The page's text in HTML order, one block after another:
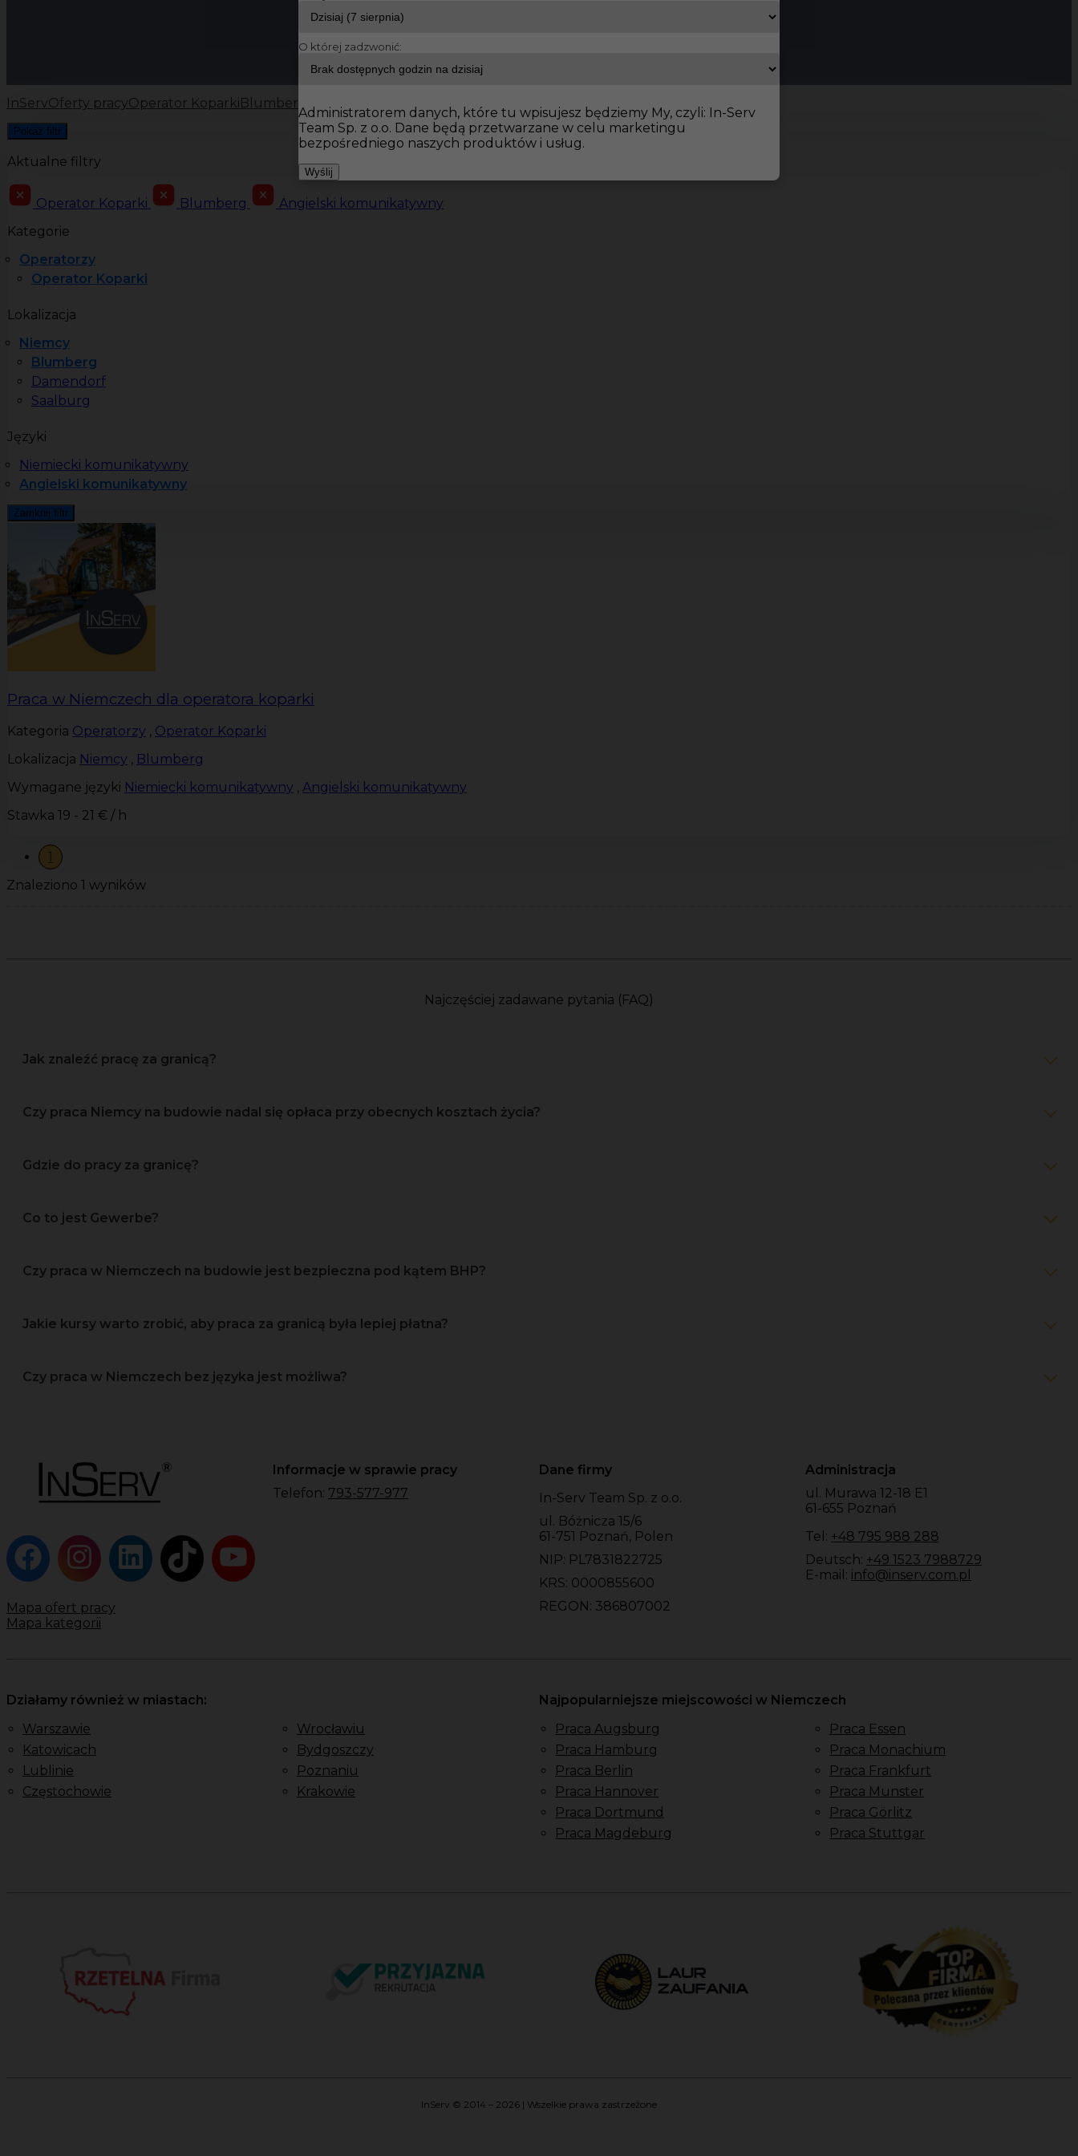
InServOferty pracyOperator Koparki Blumberg
Pokaż filtr
Aktualne filtry
Operator Koparki Blumberg
Angielski komunikatywny
Kategorie
Operatorzy
Operator Koparki
Lokalizacja
Niemcy
Blumberg
Damendorf
Saalburg
Języki
Niemiecki komunikatywny
Angielski komunikatywny
Zamknij filtr
Praca w Niemczech dla operatora koparki
Kategoria Operatorzy , Operator Koparki
Lokalizacja Niemcy , Blumberg
Wymagane języki Niemiecki komunikatywny , Angielski komunikatywny
Stawka 19 - 21 € / h
1
Znaleziono 1 wyników
Najczęściej zadawane pytania (FAQ)
Jak znaleźć pracę za granicą?
Czy praca Niemcy na budowie nadal się opłaca przy obecnych kosztach życia?
Gdzie do pracy za granicę?
Co to jest Gewerbe?
Czy praca w Niemczech na budowie jest bezpieczna pod kątem BHP?
Jakie kursy warto zrobić, aby praca za granicą była lepiej płatna?
Czy praca w Niemczech bez języka jest możliwa?
Mapa ofert pracy
Mapa kategorii
Informacje w sprawie pracy
Telefon: 793-577-977
Dane firmy
In-Serv Team Sp. z o.o.
ul. Bóżnicza 15/6
61-751 Poznań, Polen
NIP: PL7831822725
KRS: 0000855600
REGON: 386807002
Administracja
ul. Murawa 12-18 E1
61-655 Poznań
Tel: +48 795 988 288
Deutsch: +49 1523 7988729
E-mail: info@inserv.com.pl
Działamy również w miastach:
Warszawie
Katowicach
Lublinie
Częstochowie
Wrocławiu
Bydgoszczy
Poznaniu
Krakowie
Najpopularniejsze miejscowości w Niemczech
Praca Augsburg
Praca Hamburg
Praca Berlin
Praca Hannover
Praca Dortmund
Praca Magdeburg
Praca Essen
Praca Monachium
Praca Frankfurt
Praca Munster
Praca Görlitz
Praca Stuttgar
InServ © 2014 – 2026 | Wszelkie prawa zastrzeżone
O której zadzwonić:
Administratorem danych, które tu wpisujesz będziemy My, czyli: In-Serv
Team Sp. z o.o. Dane będą przetwarzane w celu marketingu
bezpośredniego naszych produktów i usług.
Wyślij